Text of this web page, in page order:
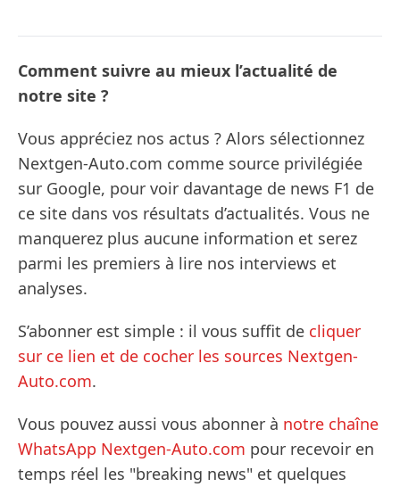
Comment suivre au mieux l’actualité de
notre site ?
Vous appréciez nos actus ? Alors sélectionnez
Nextgen-Auto.com comme source privilégiée
sur Google, pour voir davantage de news F1 de
ce site dans vos résultats d’actualités. Vous ne
manquerez plus aucune information et serez
parmi les premiers à lire nos interviews et
analyses.
S’abonner est simple : il vous suffit de cliquer
sur ce lien et de cocher les sources Nextgen-
Auto.com.
Vous pouvez aussi vous abonner à notre chaîne
WhatsApp Nextgen-Auto.com pour recevoir en
temps réel les "breaking news" et quelques